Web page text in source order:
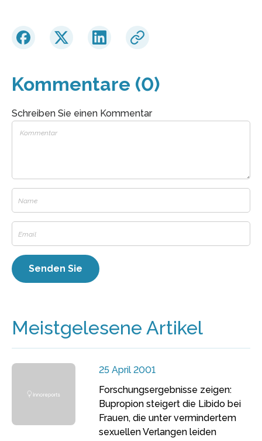
Kommentare (0)
Schreiben Sie einen Kommentar
Meistgelesene Artikel
25 April 2001
Forschungsergebnisse zeigen:
Bupropion steigert die Libido bei
Frauen, die unter vermindertem
sexuellen Verlangen leiden